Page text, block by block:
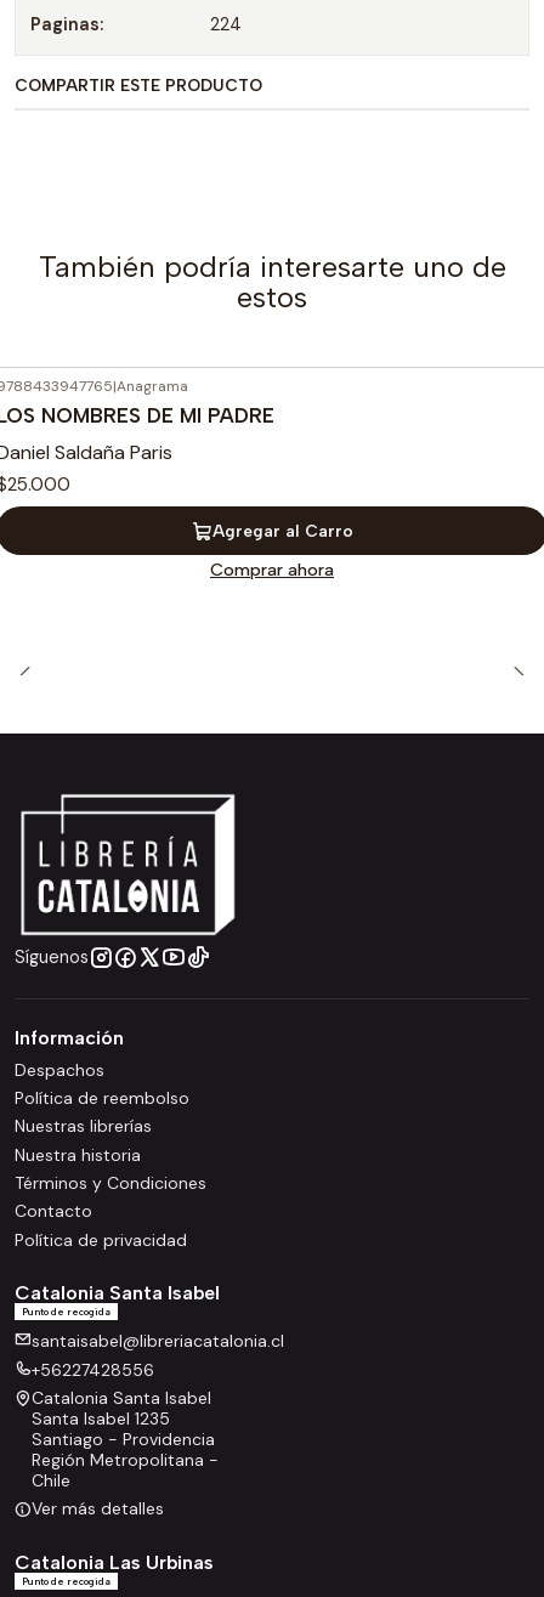
Paginas: 224
COMPARTIR ESTE PRODUCTO
También podría interesarte uno de
estos
|Anagrama
NOMBRES DE MI PADRE
Saldaña Paris
Agregar al Carro
Comprar ahora
Síguenos
Información
Despachos
Política de reembolso
Nuestras librerías
Nuestra historia
Términos y Condiciones
Contacto
Política de privacidad
Catalonia Santa Isabel
Punto de recogida
santaisabel@libreriacatalonia.cl
+56227428556
Catalonia Santa Isabel
Santa Isabel 1235
Santiago - Providencia
Región Metropolitana -
Chile
Ver más detalles
Catalonia Las Urbinas
Punto de recogida